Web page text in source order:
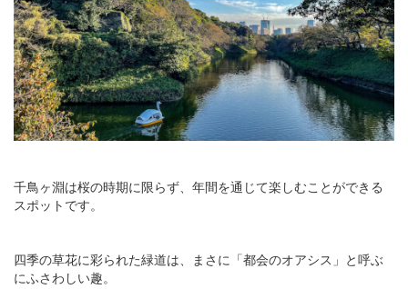
千鳥ヶ淵は桜の時期に限らず、年間を通じて楽しむことができる
スポットです。
四季の草花に彩られた緑道は、まさに「都会のオアシス」と呼ぶ
にふさわしい趣。